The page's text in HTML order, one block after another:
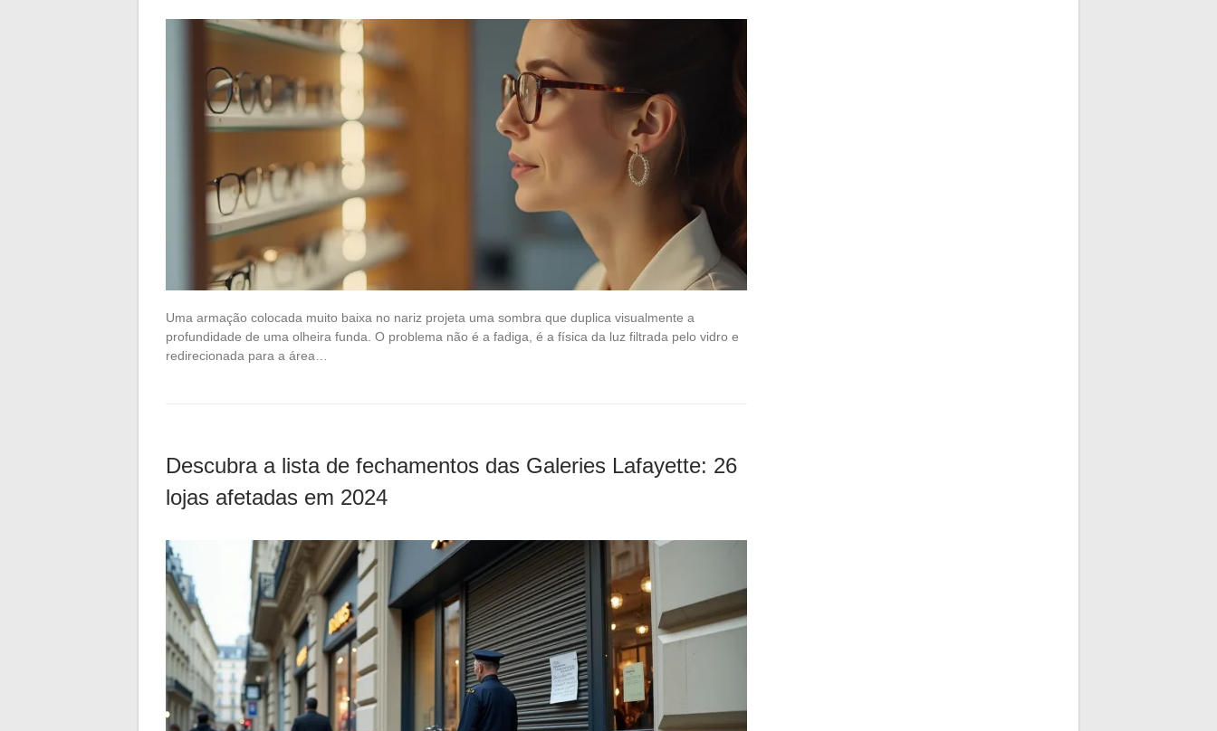
Uma armação colocada muito baixa no nariz projeta uma sombra que duplica visualmente a
profundidade de uma olheira funda. O problema não é a fadiga, é a física da luz filtrada pelo vidro e
redirecionada para a área…
Descubra a lista de fechamentos das Galeries Lafayette: 26
lojas afetadas em 2024